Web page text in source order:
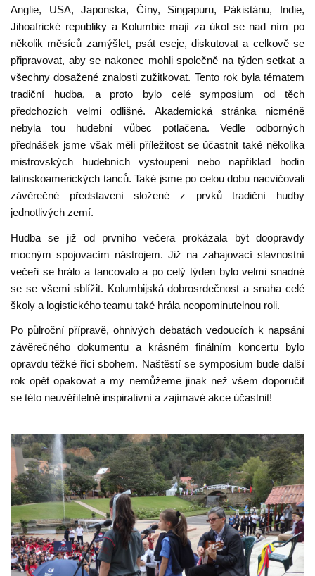
Anglie, USA, Japonska, Číny, Singapuru, Pákistánu, Indie,
Jihoafrické republiky a Kolumbie mají za úkol se nad ním po
několik měsíců zamýšlet, psát eseje, diskutovat a celkově se
připravovat, aby se nakonec mohli společně na týden setkat a
všechny dosažené znalosti zužitkovat. Tento rok byla tématem
tradiční hudba, a proto bylo celé symposium od těch
předchozích velmi odlišné. Akademická stránka nicméně
nebyla tou hudební vůbec potlačena. Vedle odborných
přednášek jsme však měli příležitost se účastnit také několika
mistrovských hudebních vystoupení nebo například hodin
latinskoamerických tanců. Také jsme po celou dobu nacvičovali
závěrečné představení složené z prvků tradiční hudby
jednotlivých zemí.
Hudba se již od prvního večera prokázala být doopravdy
mocným spojovacím nástrojem. Již na zahajovací slavnostní
večeři se hrálo a tancovalo a po celý týden bylo velmi snadné
se se všemi sblížit. Kolumbijská dobrosrdečnost a snaha celé
školy a logistického teamu také hrála neopominutelnou roli.
Po půlroční přípravě, ohnivých debatách vedoucích k napsání
závěrečného dokumentu a krásném finálním koncertu bylo
opravdu těžké říci sbohem. Naštěstí se symposium bude další
rok opět opakovat a my nemůžeme jinak než všem doporučit
se této neuvěřitelně inspirativní a zajímavé akce účastnit!